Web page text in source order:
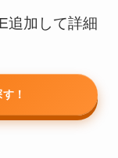
追加して詳細
！